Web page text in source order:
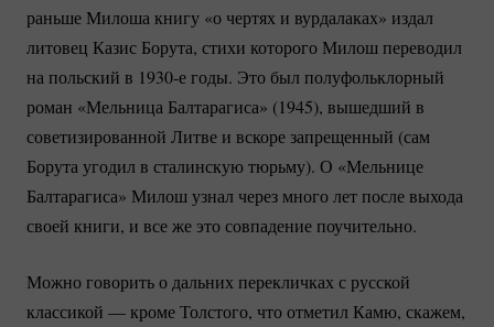
раньше Милоша книгу «о чертях и вурдалаках» издал
литовец Казис Борута, стихи которого Милош переводил
на польский в 1930-е годы. Это был полуфольклорный
роман «Мельница Балтарагиса» (1945), вышедший в
советизированной Литве и вскоре запрещенный (сам
Борута угодил в сталинскую тюрьму). О «Мельнице
Балтарагиса» Милош узнал через много лет после выхода
своей книги, и все же это совпадение поучительно.
Можно говорить о дальних перекличках с русской
классикой — кроме Толстого, что отметил Камю, скажем,